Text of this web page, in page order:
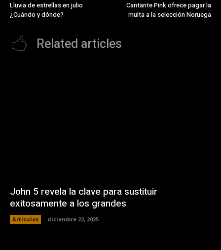
Lluvia de estrellas en julio
¿Cuándo y dónde?
Cantante Pink ofrece pagar la
multa a la selección Noruega
Related articles
John 5 revela la clave para sustituir
exitosamente a los grandes
Artículos diciembre 22, 2025